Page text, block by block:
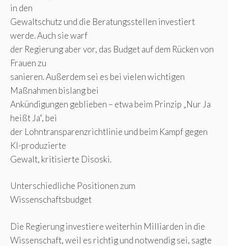
in den
Gewaltschutz und die Beratungsstellen investiert
werde. Auch sie warf
der Regierung aber vor, das Budget auf dem Rücken von
Frauen zu
sanieren. Außerdem sei es bei vielen wichtigen
Maßnahmen bislang bei
Ankündigungen geblieben – etwa beim Prinzip „Nur Ja
heißt Ja“, bei
der Lohntransparenzrichtlinie und beim Kampf gegen
KI-produzierte
Gewalt, kritisierte Disoski.
Unterschiedliche Positionen zum
Wissenschaftsbudget
Die Regierung investiere weiterhin Milliarden in die
Wissenschaft, weil es richtig und notwendig sei, sagte